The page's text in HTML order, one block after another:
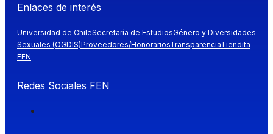
Enlaces de interés
Universidad de ChileSecretaría de EstudiosGénero y Diversidades
Sexuales (OGDIS)Proveedores/HonorariosTransparenciaTiendita
FEN
Redes Sociales FEN